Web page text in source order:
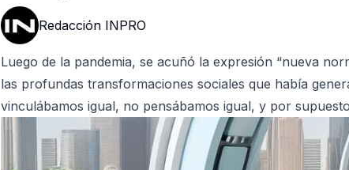
Redacción INPRO
Luego de la pandemia, se acuñó la expresión “nueva
las profundas transformaciones sociales que había
vinculábamos igual, no pensábamos igual, y por